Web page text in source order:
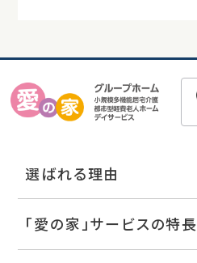
選ばれる理由
「愛の家」サービスの特長